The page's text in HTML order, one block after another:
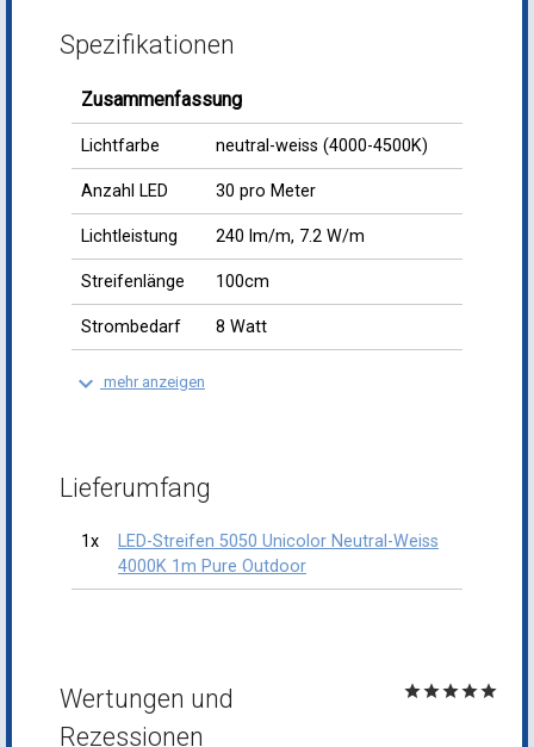
Spezifikationen
Zusammenfassung
Lichtfarbe neutral-weiss (4000-4500K)
Anzahl LED 30 pro Meter
Lichtleistung 240 lm/m, 7.2 W/m
Streifenlänge 100cm
Strombedarf 8 Watt
keyboard_arrow_down mehr anzeigen
Lieferumfang
1x
LED-Streifen 5050 Unicolor Neutral-Weiss
4000K 1m Pure Outdoor
Wertungen und
Rezessionen
starstarstarstarstar